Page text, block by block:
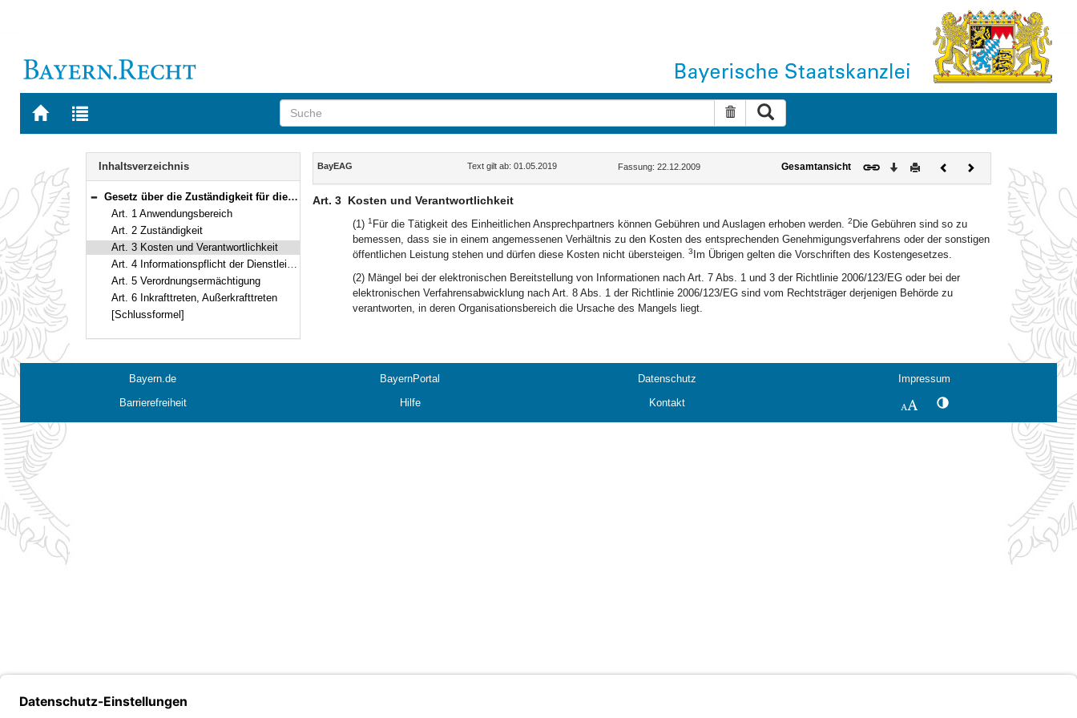
Zur
BAYERN.RECHT
Zur
letzten
Suche zurücksetzen
Navigation
Inhaltsverzeichnis
Bereich reduzieren
Gesetz über die Zuständigkeit für die Aufgaben des Einheitlichen Ansprechpartners im Freistaat Bayern (Bayerisches EA-Gesetz – BayEAG) Vom 22. Dezember 2009 (GVBl. S. 626) BayRS 200-6-W (Art. 1–6)
Art. 1 Anwendungsbereich
Art. 2 Zuständigkeit
Art. 3 Kosten und Verantwortlichkeit
Art. 4 Informationspflicht der Dienstleistungserbringer
Art. 5 Verordnungsermächtigung
Art. 6 Inkrafttreten, Außerkrafttreten
[Schlussformel]
Inhalt
BayEAG Text gilt ab: 01.05.2019 Fassung: 22.12.2009 Gesamtansicht Download
DruckenVorherigesNächstes
Dokument
Art. 3 Kosten und Verantwortlichkeit
(1) 1 Für die Tätigkeit des Einheitlichen Ansprechpartners können Gebühren und Auslagen erhoben werden. 2 Die Gebühren sind so zu
bemessen, dass sie in einem angemessenen Verhältnis zu den Kosten des entsprechenden Genehmigungsverfahrens oder der sonstigen
öffentlichen Leistung stehen und dürfen diese Kosten nicht übersteigen. 3 Im Übrigen gelten die Vorschriften des Kostengesetzes.
(2) Mängel bei der elektronischen Bereitstellung von Informationen nach Art. 7 Abs. 1 und 3 der Richtlinie 2006/123/EG oder bei der
elektronischen Verfahrensabwicklung nach Art. 8 Abs. 1 der Richtlinie 2006/123/EG sind vom Rechtsträger derjenigen Behörde zu
verantworten, in deren Organisationsbereich die Ursache des Mangels liegt.
Bayern.de BayernPortal Datenschutz
Impressum
Barrierefreiheit
Hilfe Kontakt SchriftgrößeKontrastwechsel